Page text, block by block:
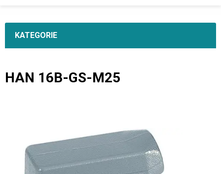
KATEGORIE
HAN 16B-GS-M25